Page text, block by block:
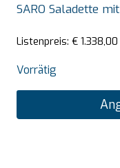
SARO Saladette
Listenpreis: € 1.338,00
Vorrätig